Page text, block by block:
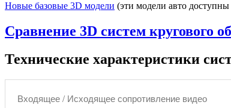
Новые базовые 3D модели (эти модели авто
Сравнение 3D систем кругового
Технические характеристики
Входящее / Исходящее сопротивление видео